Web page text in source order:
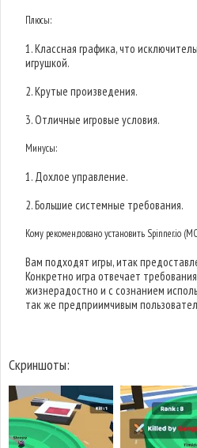
Плюсы:
1. Классная графика, что
игрушкой.
2. Крутые произведения.
3. Отличные игровые условия.
Минусы:
1. Дохлое управление.
2. Большие системные требования.
Кому рекомендовано установить Spinner.io
Вам подходят игры, итак
Конкретно игра отвечает
жизнерадостно и с сознанием
так же предприимчивым
Скриншоты: